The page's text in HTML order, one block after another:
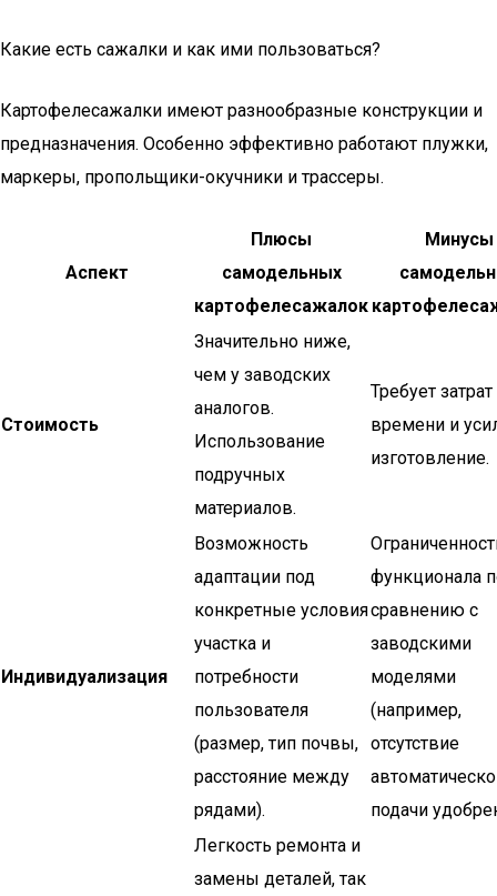
Какие есть сажалки и как ими пользоваться?
Картофелесажалки имеют разнообразные конструкции и
предназначения. Особенно эффективно работают плужки,
маркеры, пропольщики-окучники и трассеры.
Аспект
Плюсы
самодельных
картофелесажалок
Минусы
Стоимость
Значительно ниже,
чем у заводских
аналогов.
Использование
подручных
материалов.
Требует затрат
времени и
изготовление.
Индивидуализация
Возможность
адаптации под
конкретные условия
участка и
потребности
пользователя
(размер, тип почвы,
расстояние между
рядами).
функционала
сравнению с
заводскими
моделями
(например,
отсутствие
подачи
Легкость ремонта и
замены деталей, так